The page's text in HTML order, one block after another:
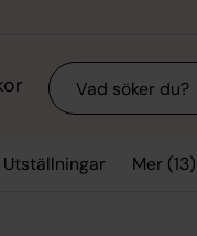
Sök
Utställningar Mer (13)